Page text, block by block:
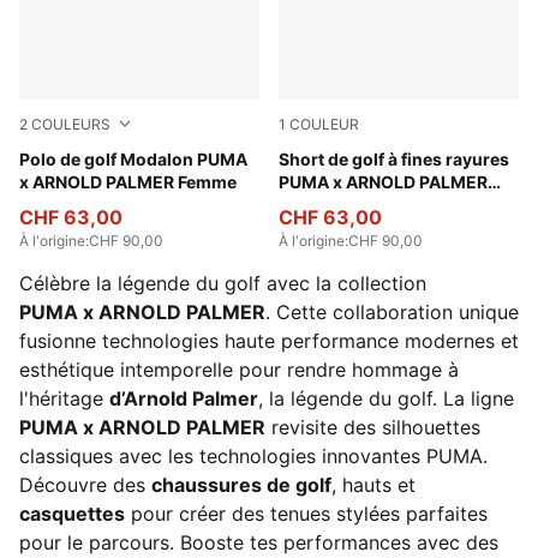
2 COULEURS
Polo de golf Modalon PUMA
x ARNOLD PALMER Femme
Alpine Snow
CHF 63,00
À l'origine:CHF 90,00
1 COULEUR
Short de golf à fines rayures
PUMA x ARNOLD PALMER
Alpine Snow
CHF 63,00
À l'origine:CHF 90,00
Célèbre la légende du golf avec la collection
PUMA x ARNOLD PALMER. Cette collaboration unique
fusionne technologies haute performance modernes et
esthétique intemporelle pour rendre hommage à
l'héritage d’Arnold Palmer, la légende du golf. La ligne
PUMA x ARNOLD PALMER revisite des silhouettes
classiques avec les technologies innovantes PUMA.
Découvre des chaussures de golf, hauts et
casquettes pour créer des tenues stylées parfaites
pour le parcours. Booste tes performances avec des